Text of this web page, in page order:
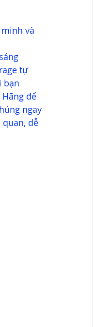
và
tự
bạn
để
ngay
dễ